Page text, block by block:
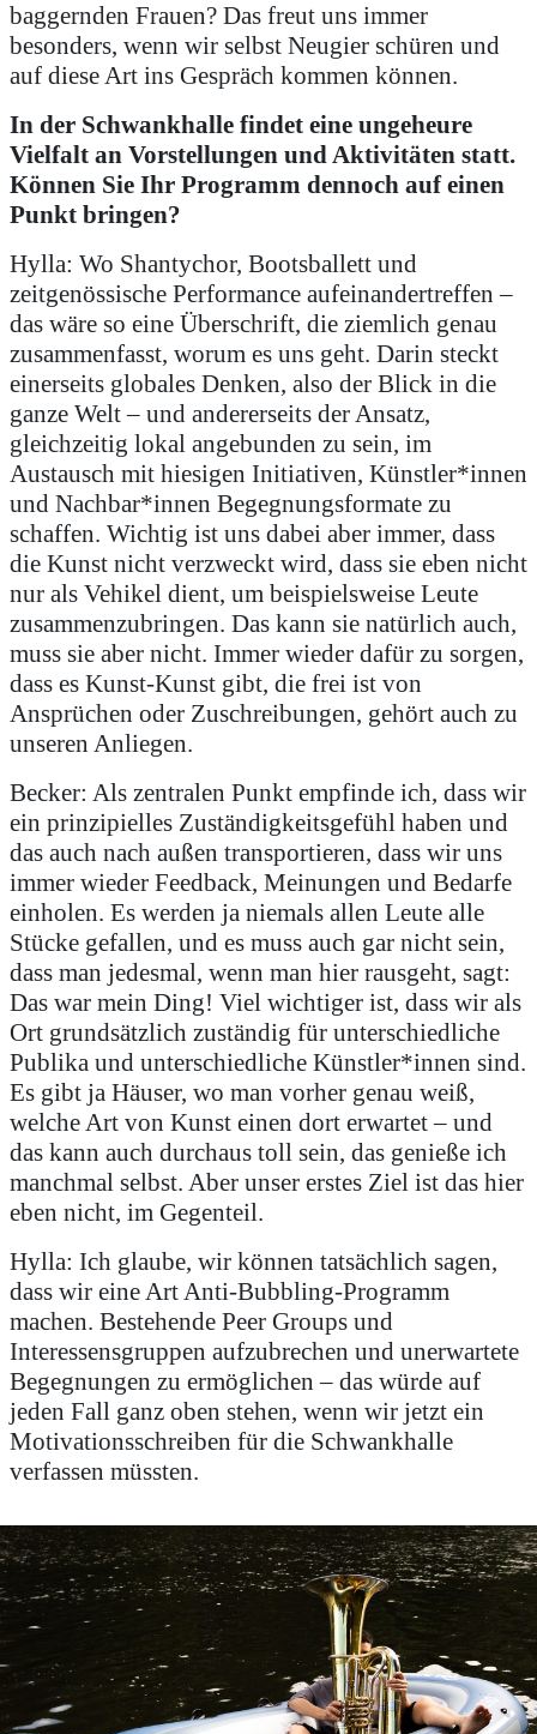
baggernden Frauen? Das freut uns immer
besonders, wenn wir selbst Neugier schüren und
auf diese Art ins Gespräch kommen können.
In der Schwankhalle findet eine ungeheure
Vielfalt an Vorstellungen und Aktivitäten statt.
Können Sie Ihr Programm dennoch auf einen
Punkt bringen?
Hylla: Wo Shantychor, Bootsballett und
zeitgenössische Performance aufeinandertreffen –
das wäre so eine Überschrift, die ziemlich genau
zusammenfasst, worum es uns geht. Darin steckt
einerseits globales Denken, also der Blick in die
ganze Welt – und andererseits der Ansatz,
gleichzeitig lokal angebunden zu sein, im
Austausch mit hiesigen Initiativen, Künstler*innen
und Nachbar*innen Begegnungsformate zu
schaffen. Wichtig ist uns dabei aber immer, dass
die Kunst nicht verzweckt wird, dass sie eben nicht
nur als Vehikel dient, um beispielsweise Leute
zusammenzubringen. Das kann sie natürlich auch,
muss sie aber nicht. Immer wieder dafür zu sorgen,
dass es Kunst-Kunst gibt, die frei ist von
Ansprüchen oder Zuschreibungen, gehört auch zu
unseren Anliegen.
Becker: Als zentralen Punkt empfinde ich, dass wir
ein prinzipielles Zuständigkeitsgefühl haben und
das auch nach außen transportieren, dass wir uns
immer wieder Feedback, Meinungen und Bedarfe
einholen. Es werden ja niemals allen Leute alle
Stücke gefallen, und es muss auch gar nicht sein,
dass man jedesmal, wenn man hier rausgeht, sagt:
Das war mein Ding! Viel wichtiger ist, dass wir als
Ort grundsätzlich zuständig für unterschiedliche
Publika und unterschiedliche Künstler*innen sind.
Es gibt ja Häuser, wo man vorher genau weiß,
welche Art von Kunst einen dort erwartet – und
das kann auch durchaus toll sein, das genieße ich
manchmal selbst. Aber unser erstes Ziel ist das hier
eben nicht, im Gegenteil.
Hylla: Ich glaube, wir können tatsächlich sagen,
dass wir eine Art Anti-Bubbling-Programm
machen. Bestehende Peer Groups und
Interessensgruppen aufzubrechen und unerwartete
Begegnungen zu ermöglichen – das würde auf
jeden Fall ganz oben stehen, wenn wir jetzt ein
Motivationsschreiben für die Schwankhalle
verfassen müssten.